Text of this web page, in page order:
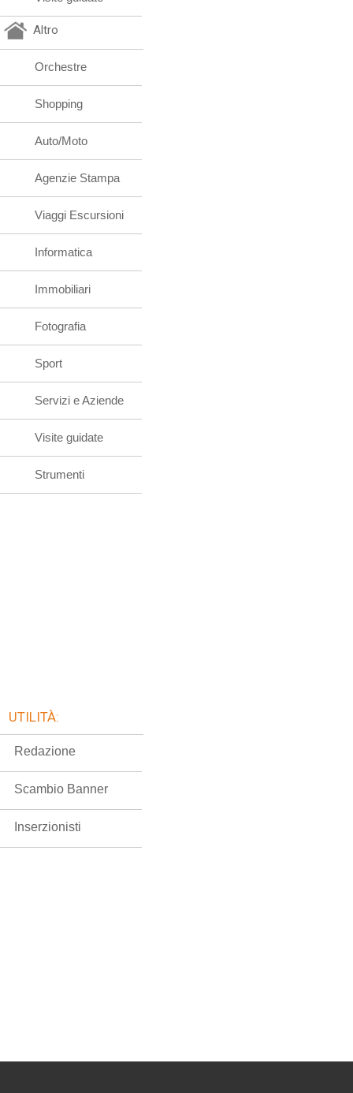
Altro
Orchestre
Shopping
Auto/Moto
Agenzie Stampa
Viaggi Escursioni
Informatica
Immobiliari
Fotografia
Sport
Servizi e Aziende
Visite guidate
Strumenti
UTILITÀ:
Redazione
Scambio Banner
Inserzionisti